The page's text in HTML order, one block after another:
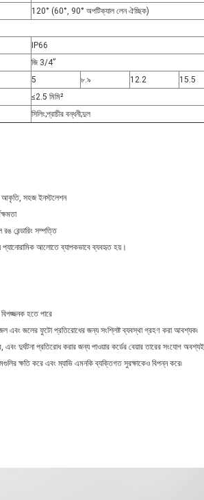
120° (60°, 90° অপটিক্যাল লেন ঐচ্ছিক)
IP66
জি 3/4”
5 ৮.৯ 12.2
15.5
≤2.5 মিমি²
সিলিং;প্রাচীর বন্ধনী;দুল
আকৃতি, সহজ ইনস্টলেশন
রেন্ডারিং সম্পত্তি
প্যানোরামিক আলোতে ব্যাপকভাবে ব্যবহৃত হয়।
হতে পারে
এবং জলের ফুটো প্রতিরোধের জন্য সংশ্লিষ্ট ব্যবস্থা গ্রহণ করা আবশ্যক৷
এবং দুর্ঘটনা প্রতিরোধ করার জন্য পাওয়ার কর্ডের বেয়ার তারের সংযোগ
ক্ষতি করে এবং ম্যাভি এমনকি ব্যক্তিগত সুরক্ষাকেও বিপন্ন করে৷